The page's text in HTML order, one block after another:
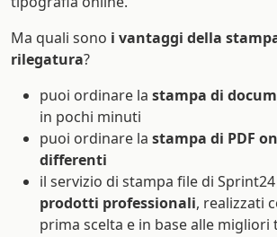
Ma quali sono i vantaggi della
rilegatura?
puoi ordinare la stampa di
in pochi minuti
puoi ordinare la stampa di PDF
differenti
il servizio di stampa file di
prodotti professionali, realizzati
prima scelta e in base alle migliori